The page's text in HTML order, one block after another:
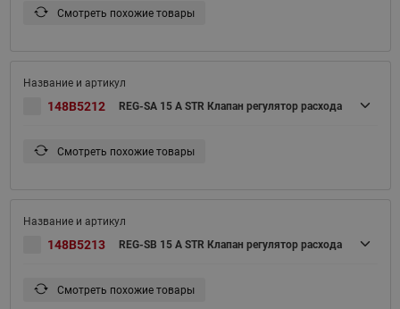
Смотреть похожие товары
148B5212 REG-SA 15 A STR Клапан регулятор расхода
Смотреть похожие товары
148B5213 REG-SB 15 A STR Клапан регулятор расхода
Смотреть похожие товары